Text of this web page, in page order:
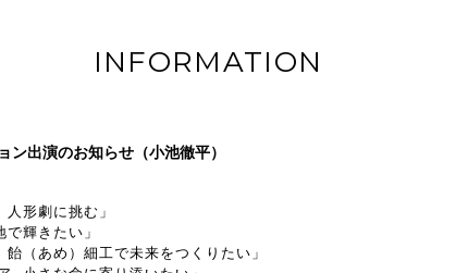
INFORMATION
ン出演のお知らせ（小池徹平）
形劇に挑む」
輝きたい」
（あめ）細工で未来をつくりたい」